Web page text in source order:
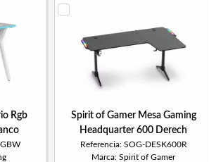
Rgb
Spirit of Gamer Mesa Gaming
Headquarter 600 Derech
Referencia: SOG-DESK600R
Marca: Spirit of Gamer